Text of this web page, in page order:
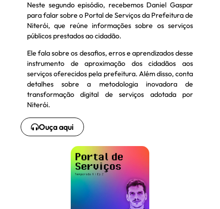
Neste segundo episódio, recebemos Daniel Gaspar
para falar sobre o Portal de Serviços da Prefeitura de
Niterói, que reúne informações sobre os serviços
públicos prestados ao cidadão.
Ele fala sobre os desafios, erros e aprendizados desse
instrumento de aproximação dos cidadãos aos
serviços oferecidos pela prefeitura. Além disso, conta
detalhes sobre a metodologia inovadora de
transformação digital de serviços adotada por
Niterói.
Ouça aqui